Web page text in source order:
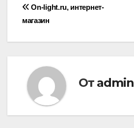
Навигация
On-light.ru, интернет-
магазин
От admin